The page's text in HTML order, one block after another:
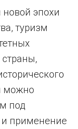
эпохи
туризм
можно
под
применение